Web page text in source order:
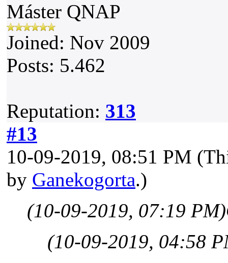
Máster QNAP
Joined: Nov 2009
Posts: 5.462
Reputation: 313
#13
10-09-2019, 08:51 PM
by Ganekogorta.)
(10-09-2019, 07:19 PM)
(10-09-2019, 04:58